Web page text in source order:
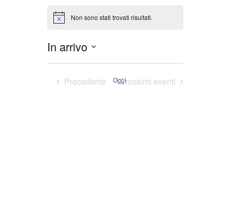
Notice Non sono stati trovati risultati.
In arrivo
Seleziona
data.
Eventi
Precedente OggiProssimi eventi